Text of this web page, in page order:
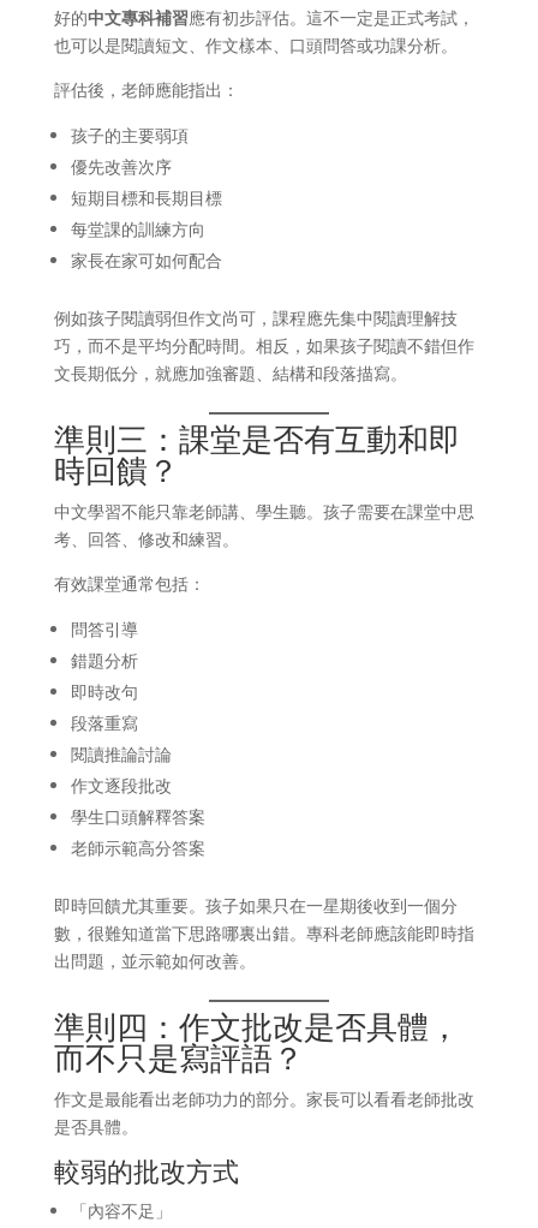
好的中文專科補習應有初步評估。這不一定是正式考試，
也可以是閱讀短文、作文樣本、口頭問答或功課分析。
評估後，老師應能指出：
孩子的主要弱項
優先改善次序
短期目標和長期目標
每堂課的訓練方向
家長在家可如何配合
例如孩子閱讀弱但作文尚可，課程應先集中閱讀理解技
巧，而不是平均分配時間。相反，如果孩子閱讀不錯但作
文長期低分，就應加強審題、結構和段落描寫。
準則三：課堂是否有互動和即
時回饋？
中文學習不能只靠老師講、學生聽。孩子需要在課堂中思
考、回答、修改和練習。
有效課堂通常包括：
問答引導
錯題分析
即時改句
段落重寫
閱讀推論討論
作文逐段批改
學生口頭解釋答案
老師示範高分答案
即時回饋尤其重要。孩子如果只在一星期後收到一個分
數，很難知道當下思路哪裏出錯。專科老師應該能即時指
出問題，並示範如何改善。
準則四：作文批改是否具體，
而不只是寫評語？
作文是最能看出老師功力的部分。家長可以看看老師批改
是否具體。
較弱的批改方式
「內容不足」